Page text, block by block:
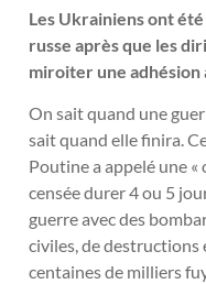
Les Ukrainiens ont été
russe après que les
miroiter une adhésion
On sait quand une
sait quand elle finira.
Poutine a appelé une
censée durer 4 ou 5
guerre avec des
civiles, de destructions
centaines de milliers